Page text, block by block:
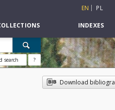
EN PL
INDEXES
search ?
Download